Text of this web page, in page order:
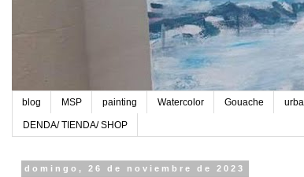
blog MSP painting Watercolor Gouache
DENDA/ TIENDA/ SHOP
domingo, 26 de noviembre de 2023